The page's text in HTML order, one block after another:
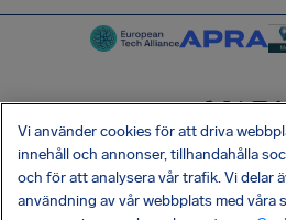
SocialFacebook
HÄMTA VÅR
Vi använder cookies för att driva
innehåll och annonser, tillhandahålla
och för att analysera vår trafik. Vi delar
användning av vår webbplats med våra